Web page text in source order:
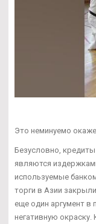
Это неминуемо
Безусловно,
являются
используемые
торги в Азии
еще один аргумент в
негативную окраску.